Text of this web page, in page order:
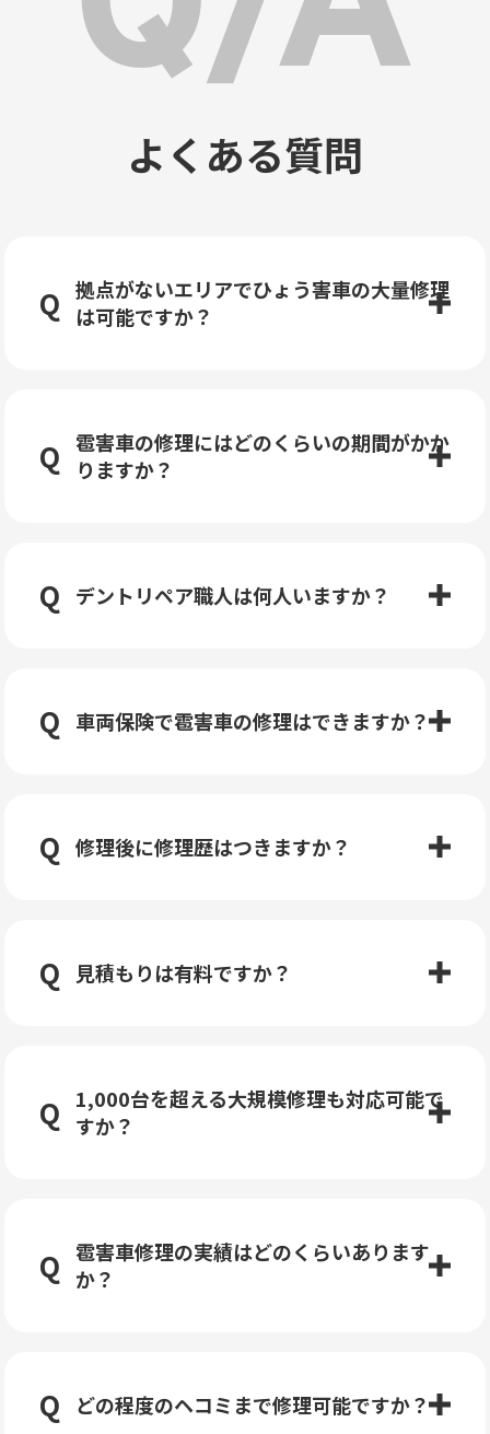
よくある質問
拠点がないエリアでひょう害車の大量修理
は可能ですか？
雹害車の修理にはどのくらいの期間がかか
りますか？
デントリペア職人は何人いますか？
車両保険で雹害車の修理はできますか？
修理後に修理歴はつきますか？
見積もりは有料ですか？
1,000台を超える大規模修理も対応可能で
すか？
雹害車修理の実績はどのくらいあります
か？
どの程度のヘコミまで修理可能ですか？